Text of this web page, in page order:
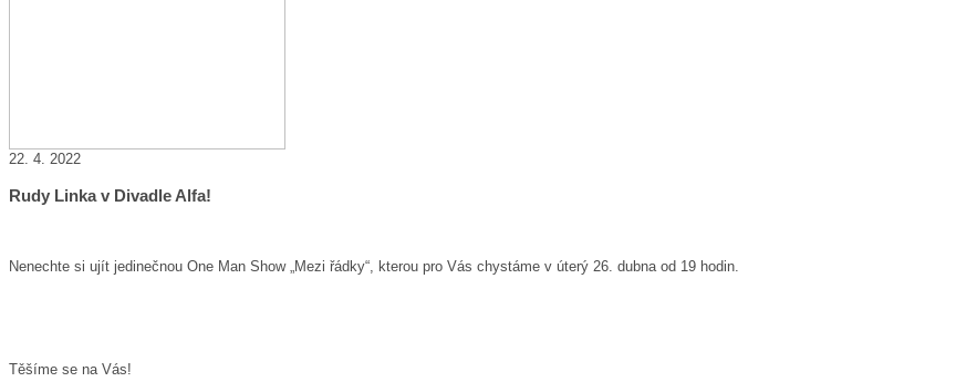
22. 4. 2022
Rudy Linka v Divadle Alfa!
Nenechte si ujít jedinečnou One Man Show „Mezi řádky“, kterou pro Vás chystáme v úterý 26. dubna od 19 hodin.
Těšíme se na Vás!